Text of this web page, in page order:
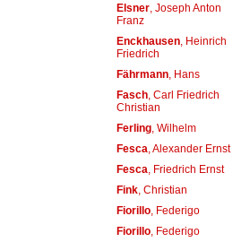
Elsner, Joseph Anton
Franz
Enckhausen, Heinrich
Friedrich
Fährmann, Hans
Fasch, Carl Friedrich
Christian
Ferling, Wilhelm
Fesca , Alexander Ernst
Fesca , Friedrich Ernst
Fink, Christian
Fiorillo, Federigo
Fiorillo, Federigo